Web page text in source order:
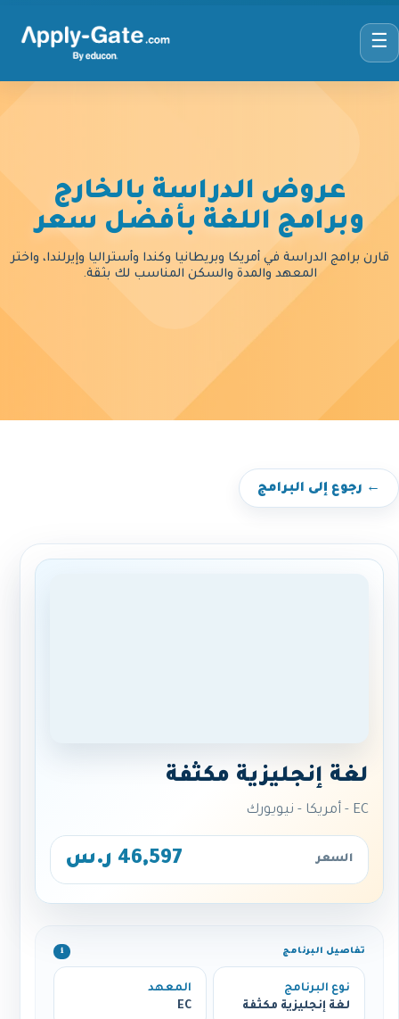
☰
عروض الدراسة بالخارج
وبرامج اللغة بأفضل سعر
قارن برامج الدراسة في أمريكا وبريطانيا وكندا وأستراليا وإيرلندا، واختر
المعهد والمدة والسكن المناسب لك بثقة.
← رجوع إلى البرامج
لغة إنجليزية مكثفة
EC - أمريكا - نيويورك
السعر 46,597 ر.س
تفاصيل البرنامج ℹ️
نوع البرنامج
لغة إنجليزية مكثفة
المعهد
EC